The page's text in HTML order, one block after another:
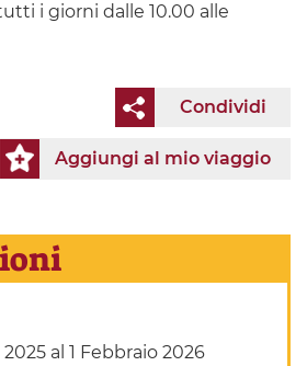
i giorni dalle 10.00 alle
Condividi
Aggiungi al mio viaggio
al 1 Febbraio 2026